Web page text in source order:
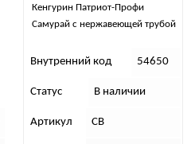
Кенгурин Патриот-Профи
Самурай с нержавеющей трубой
Внутренний код 54650
Статус В наличии
Артикул СВ